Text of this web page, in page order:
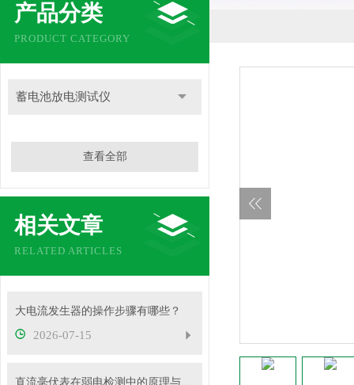
产品分类
PRODUCT CATEGORY
蓄电池放电测试仪
查看全部
相关文章
RELATED ARTICLES
大电流发生器的操作步骤有哪些？
2026-07-15
直流毫伏表在弱电检测中的原理与性能优势